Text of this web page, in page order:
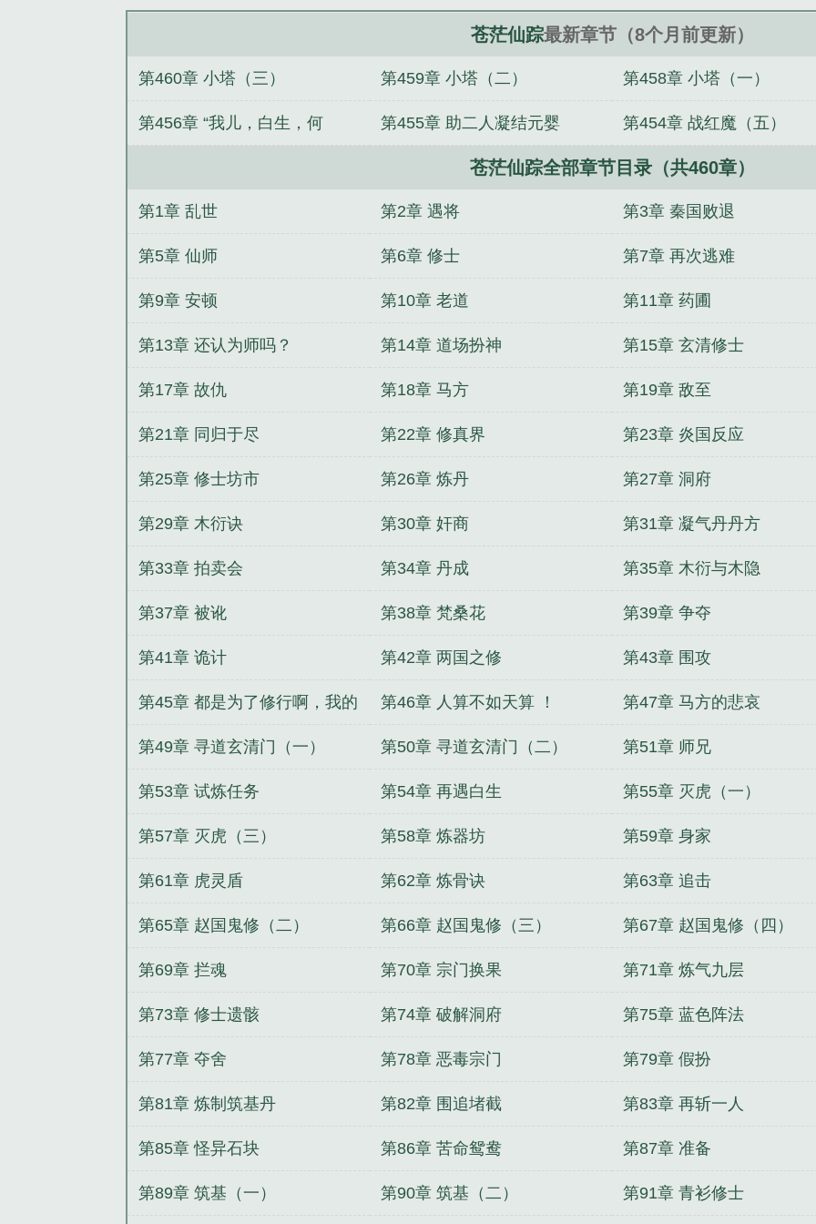
苍茫仙踪最新章节（8个月前更新）
第460章 小塔（三） 第459章 小塔（二） 第458章 小塔（一）
第456章 “我儿，白生，何 第455章 助二人凝结元婴 第454章 战红魔（五）
苍茫仙踪全部章节目录（共460章）
第1章 乱世 第2章 遇将 第3章 秦国败退
第5章 仙师 第6章 修士 第7章 再次逃难
第9章 安顿 第10章 老道 第11章 药圃
第13章 还认为师吗？ 第14章 道场扮神 第15章 玄清修士
第17章 故仇 第18章 马方 第19章 敌至
第21章 同归于尽 第22章 修真界 第23章 炎国反应
第25章 修士坊市 第26章 炼丹 第27章 洞府
第29章 木衍诀 第30章 奸商 第31章 凝气丹丹方
第33章 拍卖会 第34章 丹成 第35章 木衍与木隐
第37章 被讹 第38章 梵桑花 第39章 争夺
第41章 诡计 第42章 两国之修 第43章 围攻
第45章 都是为了修行啊，我的
师兄！
第46章 人算不如天算 ！ 第47章 马方的悲哀
第49章 寻道玄清门（一） 第50章 寻道玄清门（二） 第51章 师兄
第53章 试炼任务 第54章 再遇白生 第55章 灭虎（一）
第57章 灭虎（三） 第58章 炼器坊 第59章 身家
第61章 虎灵盾 第62章 炼骨诀 第63章 追击
第65章 赵国鬼修（二） 第66章 赵国鬼修（三） 第67章 赵国鬼修（四）
第69章 拦魂 第70章 宗门换果 第71章 炼气九层
第73章 修士遗骸 第74章 破解洞府 第75章 蓝色阵法
第77章 夺舍 第78章 恶毒宗门 第79章 假扮
第81章 炼制筑基丹 第82章 围追堵截 第83章 再斩一人
第85章 怪异石块 第86章 苦命鸳鸯 第87章 准备
第89章 筑基（一） 第90章 筑基（二） 第91章 青衫修士